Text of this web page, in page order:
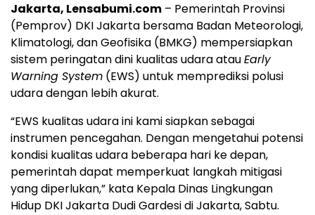
Jakarta, Lensabumi.com – Pemerintah Provinsi
(Pemprov) DKI Jakarta bersama Badan Meteorologi,
Klimatologi, dan Geofisika (BMKG) mempersiapkan
sistem peringatan dini kualitas udara atauEarly
Warning System (EWS) untuk memprediksi polusi
udara dengan lebih akurat.
“EWS kualitas udara ini kami siapkan sebagai
instrumen pencegahan. Dengan mengetahui potensi
kondisi kualitas udara beberapa hari ke depan,
pemerintah dapat memperkuat langkah mitigasi
yang diperlukan,” kata Kepala Dinas Lingkungan
Hidup DKI Jakarta Dudi Gardesi di Jakarta, Sabtu.